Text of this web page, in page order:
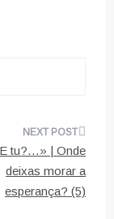
tu?…» | Onde
deixas morar a
esperança? (5)